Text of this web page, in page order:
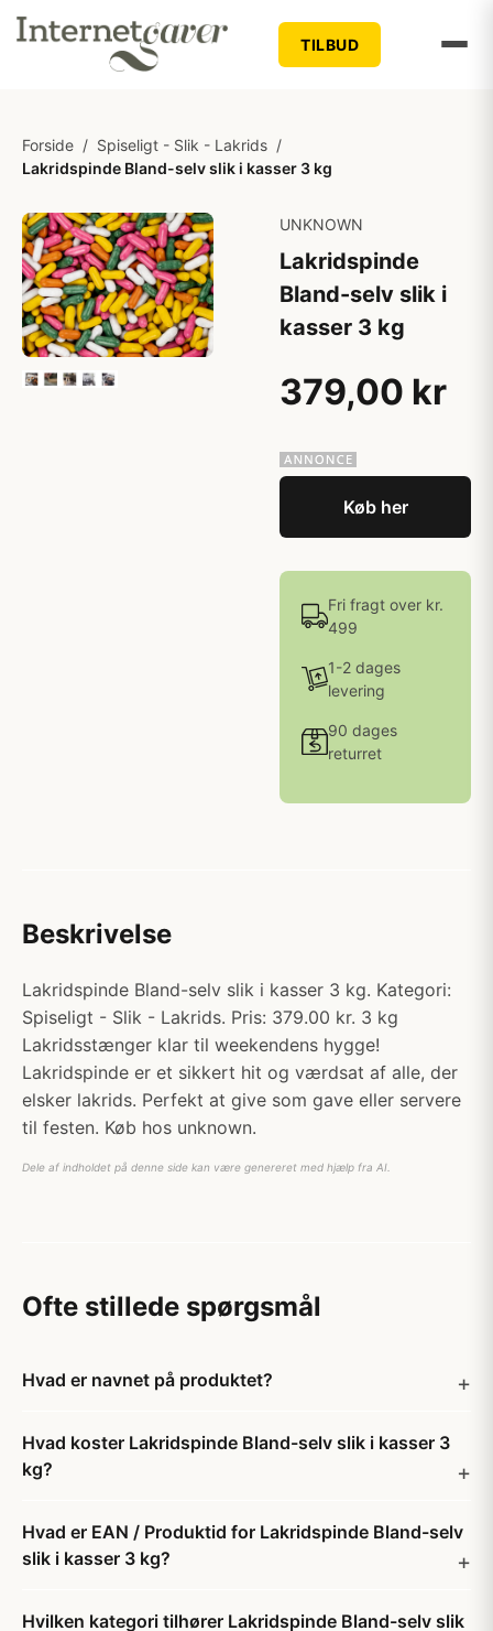
TILBUD
Forside / Spiseligt - Slik - Lakrids /
Lakridspinde Bland-selv slik i kasser 3 kg
UNKNOWN
Lakridspinde
Bland-selv slik i
kasser 3 kg
379,00 kr
Køb her
Fri fragt over kr.
499
1-2 dages
levering
90 dages
returret
Beskrivelse
Lakridspinde Bland-selv slik i kasser 3 kg. Kategori:
Spiseligt - Slik - Lakrids. Pris: 379.00 kr. 3 kg
Lakridsstænger klar til weekendens hygge!
Lakridspinde er et sikkert hit og værdsat af alle, der
elsker lakrids. Perfekt at give som gave eller servere
til festen. Køb hos unknown.
Dele af indholdet på denne side kan være genereret med hjælp fra AI.
Ofte stillede spørgsmål
Hvad er navnet på produktet?
Hvad koster Lakridspinde Bland-selv slik i kasser 3
kg?
Hvad er EAN / Produktid for Lakridspinde Bland-selv
slik i kasser 3 kg?
Hvilken kategori tilhører Lakridspinde Bland-selv slik